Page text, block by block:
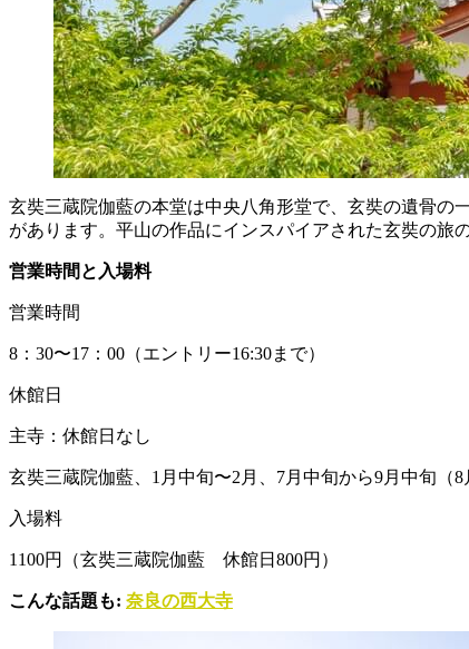
玄奘三蔵院伽藍の本堂は中央八角形堂で、玄奘の遺骨の
があります。平山の作品にインスパイアされた玄奘の旅
営業時間と入場料
営業時間
8：30〜17：00（エントリー16:30まで）
休館日
主寺：休館日なし
玄奘三蔵院伽藍、1月中旬〜2月、7月中旬から9月中旬（
入場料
1100円（玄奘三蔵院伽藍 休館日800円）
こんな話題も: 奈良の西大寺